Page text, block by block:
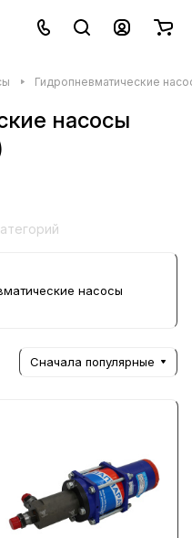
Гидропневматические
насосы
насосы
Сначала популярные